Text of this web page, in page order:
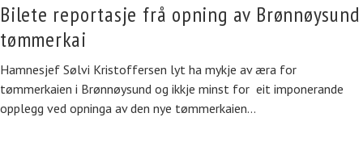
Bilete reportasje frå opning av Brønnøysund
tømmerkai
Hamnesjef Sølvi Kristoffersen lyt ha mykje av æra for
tømmerkaien i Brønnøysund og ikkje minst for eit imponerande
opplegg ved opninga av den nye tømmerkaien…